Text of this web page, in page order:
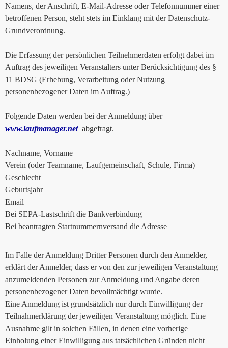
Namens, der Anschrift, E-Mail-Adresse oder Telefonnummer einer
betroffenen Person, steht stets im Einklang mit der Datenschutz-
Grundverordnung.
Die Erfassung der persönlichen Teilnehmerdaten erfolgt dabei im
Auftrag des jeweiligen Veranstalters unter Berücksichtigung des §
11 BDSG (Erhebung, Verarbeitung oder Nutzung
personenbezogener Daten im Auftrag.)
Folgende Daten werden bei der Anmeldung über
www.laufmanager.netabgefragt.
Nachname, Vorname
Verein (oder Teamname, Laufgemeinschaft, Schule, Firma)
Geschlecht
Geburtsjahr
Email
Bei SEPA-Lastschrift die Bankverbindung
Bei beantragten Startnummernversand die Adresse
Im Falle der Anmeldung Dritter Personen durch den Anmelder,
erklärt der Anmelder, dass er von den zur jeweiligen Veranstaltung
anzumeldenden Personen zur Anmeldung und Angabe deren
personenbezogener Daten bevollmächtigt wurde.
Eine Anmeldung ist grundsätzlich nur durch Einwilligung der
Teilnahmerklärung der jeweiligen Veranstaltung möglich. Eine
Ausnahme gilt in solchen Fällen, in denen eine vorherige
Einholung einer Einwilligung aus tatsächlichen Gründen nicht